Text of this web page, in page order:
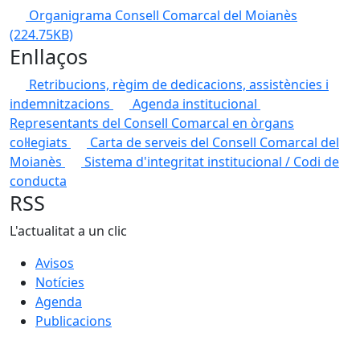
Organigrama Consell Comarcal del Moianès
(224.75KB)
Enllaços
Retribucions, règim de dedicacions, assistències i
indemnitzacions
Agenda institucional
Representants del Consell Comarcal en òrgans
col·legiats
Carta de serveis del Consell Comarcal del
Moianès
Sistema d'integritat institucional / Codi de
conducta
RSS
L'actualitat a un clic
Avisos
Notícies
Agenda
Publicacions